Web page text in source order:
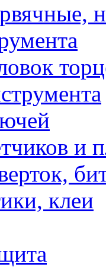
и
клеи